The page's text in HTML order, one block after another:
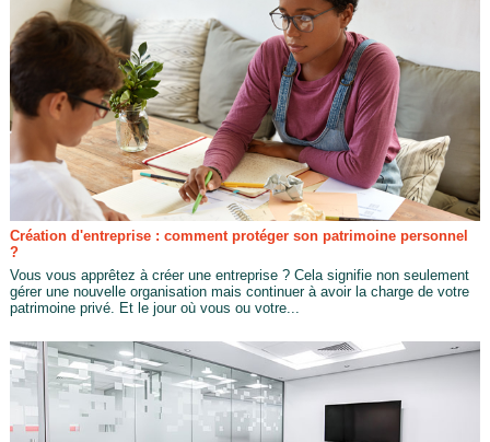
Création d'entreprise : comment protéger son patrimoine personnel
?
Vous vous apprêtez à créer une entreprise ? Cela signifie non seulement
gérer une nouvelle organisation mais continuer à avoir la charge de votre
patrimoine privé. Et le jour où vous ou votre...